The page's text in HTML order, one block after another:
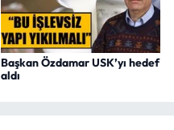
Başkan Özdamar USK’yı hedef
aldı